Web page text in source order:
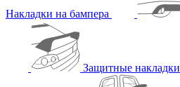
Накладки на бампера
Защитные накладки